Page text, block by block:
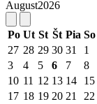
August2026
Po Ut St Št Pia So
27 28 29 30 31 1
3
4 5 6 7 8
10 11 12 13 14 15
17 18 19 20 21 22